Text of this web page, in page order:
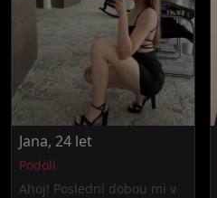
Jana, 24 let
Podolí
Ahoj! Poslední dobou mi v